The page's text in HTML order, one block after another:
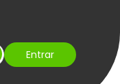
Entrar